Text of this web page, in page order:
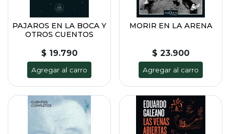
PAJAROS EN LA BOCA Y
OTROS CUENTOS
$ 19.790
Agregar al carro
MORIR EN LA ARENA
$ 23.900
Agregar al carro